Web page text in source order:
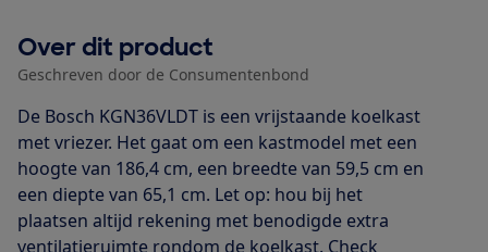
Over dit product
Geschreven door de Consumentenbond
De Bosch KGN36VLDT is een vrijstaande koelkast
met vriezer. Het gaat om een kastmodel met een
hoogte van 186,4 cm, een breedte van 59,5 cm en
een diepte van 65,1 cm. Let op: hou bij het
plaatsen altijd rekening met benodigde extra
ventilatieruimte rondom de koelkast. Check